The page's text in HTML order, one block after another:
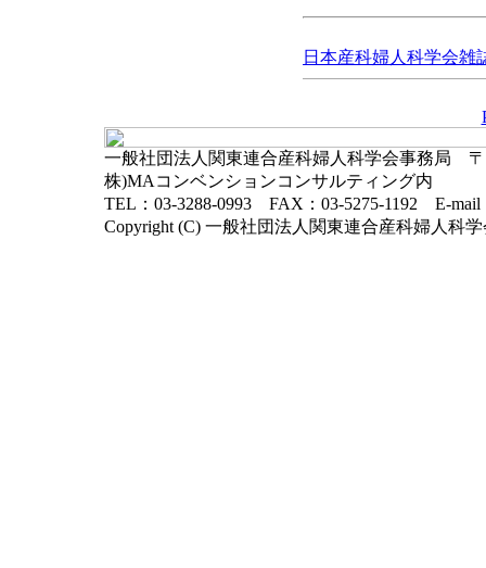
日本産科婦人科学会雑
一般社団法人関東連合産科婦人科学会事務局 〒
株)MAコンベンションコンサルティング内
TEL：03-3288-0993 FAX：03-5275-1192 E-mail
Copyright (C) 一般社団法人関東連合産科婦人科